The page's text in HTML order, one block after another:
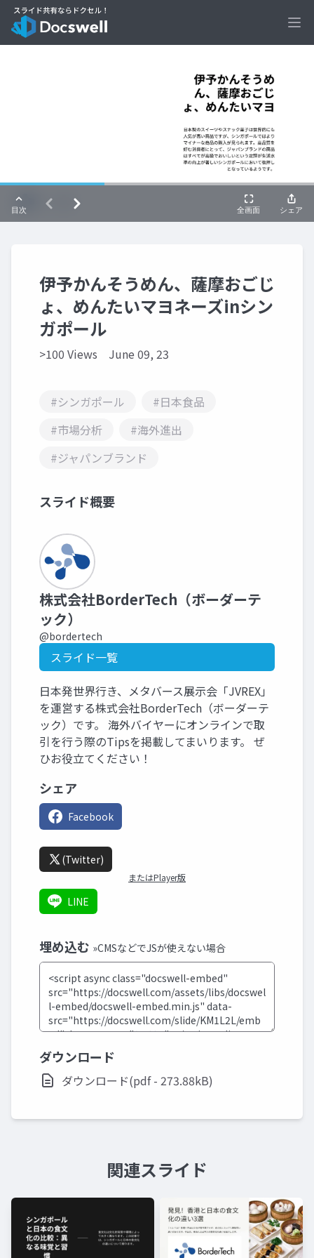
伊予かんそうめん、薩摩おごじ
ょ、めんたいマヨネーズinシン
ガポール
>100 Views June 09, 23
#シンガポール
#日本食品
#市場分析
#海外進出
#ジャパンブランド
スライド概要
株式会社BorderTech（ボーダーテ
ック）
@bordertech
スライド一覧
日本発世界行き、メタバース展示会「JVREX」
を運営する株式会社BorderTech（ボーダーテ
ック）です。 海外バイヤーにオンラインで取
引を行う際のTipsを掲載してまいります。 ぜ
ひお役立てください！
シェア
Facebook
(Twitter)
またはPlayer版
LINE
埋め込む »CMSなどでJSが使えない場合
ダウンロード
ダウンロード(pdf - 273.88kB)
関連スライド